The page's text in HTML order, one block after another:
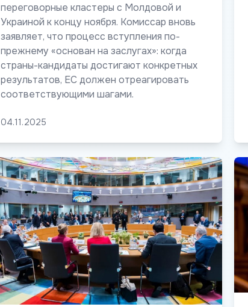
переговорные кластеры с Молдовой и
Украиной к концу ноября. Комиссар вновь
заявляет, что процесс вступления по-
прежнему «основан на заслугах»: когда
страны-кандидаты достигают конкретных
результатов, ЕС должен отреагировать
соответствующими шагами.
04.11.2025